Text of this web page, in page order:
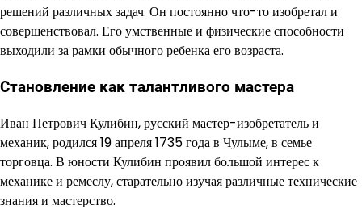
решений различных задач. Он постоянно что-то изобретал и
совершенствовал. Его умственные и физические способности
выходили за рамки обычного ребенка его возраста.
Становление как талантливого мастера
Иван Петрович Кулибин, русский мастер-изобретатель и
механик, родился 19 апреля 1735 года в Чулыме, в семье
торговца. В юности Кулибин проявил большой интерес к
механике и ремеслу, старательно изучая различные технические
знания и мастерство.